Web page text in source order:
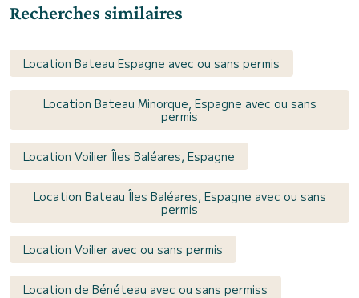
Recherches similaires
Location Bateau Espagne avec ou sans permis
Location Bateau Minorque, Espagne avec ou sans
permis
Location Voilier Îles Baléares, Espagne
Location Bateau Îles Baléares, Espagne avec ou sans
permis
Location Voilier avec ou sans permis
Location de Bénéteau avec ou sans permiss